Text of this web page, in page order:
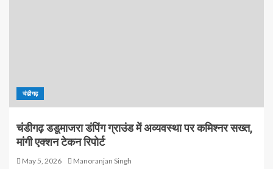
चंडीगढ़
चंडीगढ़ डडूमाजरा डंपिंग ग्राउंड में अव्यवस्था पर कमिश्नर सख्त,
मांगी एक्शन टेकन रिपोर्ट
May 5, 2026 Manoranjan Singh